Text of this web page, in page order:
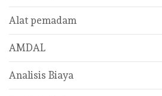
Alat pemadam
AMDAL
Analisis Biaya